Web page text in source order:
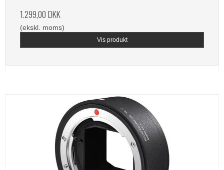
1.299,00 DKK
(ekskl. moms)
Vis produkt